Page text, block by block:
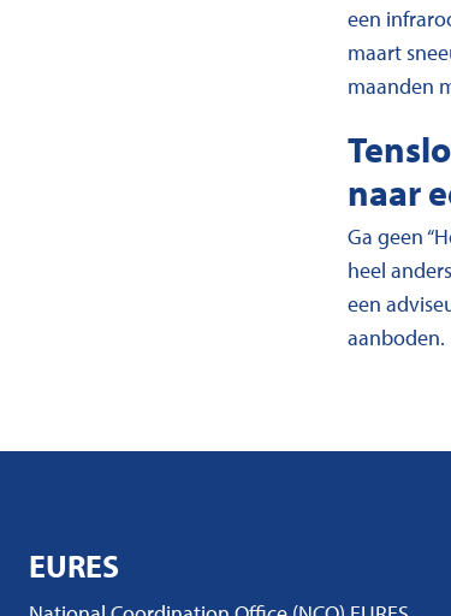
een
maart
maanden
naar
Ga geen
heel
een
aanboden.
EURES